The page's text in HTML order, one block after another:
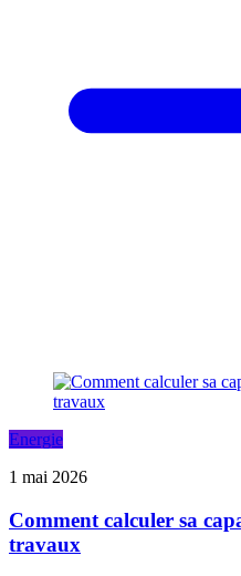
Energie
1 mai 2026
Comment calculer sa
travaux